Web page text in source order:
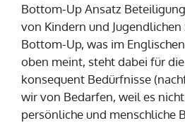
Bottom-Up Ansatz
von Kindern und Jugendlichen
Bottom-Up, was im
oben meint, steht dabei für
konsequent Bedürfnisse
wir von Bedarfen, weil es
persönliche und menschliche